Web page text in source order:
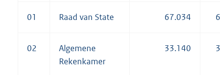
01 Raad van State 67.034
02
Algemene
Rekenkamer
33.140